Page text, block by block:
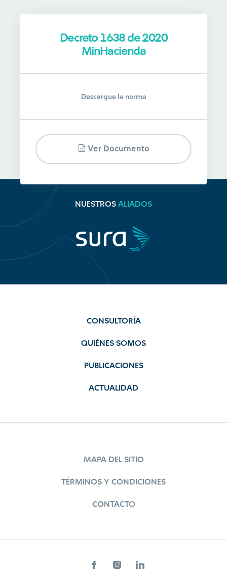
Decreto 1638 de 2020
MinHacienda
Descargue la norma
Ver Documento
NUESTROS ALIADOS
CONSULTORÍA
QUIÉNES SOMOS
PUBLICACIONES
ACTUALIDAD
MAPA DEL SITIO
TÉRMINOS Y CONDICIONES
CONTACTO